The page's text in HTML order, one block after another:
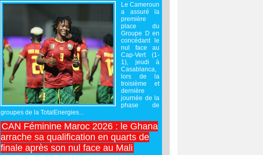
Le Cameroun
a assuré la
première
place du
Groupe D en
concédant le
nul face au
Cap-Vert (1-
1), jeudi à
Casablanca,
lors de la
troisième et
dernière
journée de la
phase de
groupes de la TotalEnergies...
CAN Féminine Maroc 2026 : le Ghana
arrache sa qualification en quarts de
finale après son nul face au Mali